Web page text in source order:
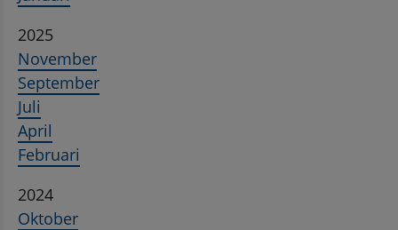
2025
November
September
Juli
April
Februari
2024
Oktober